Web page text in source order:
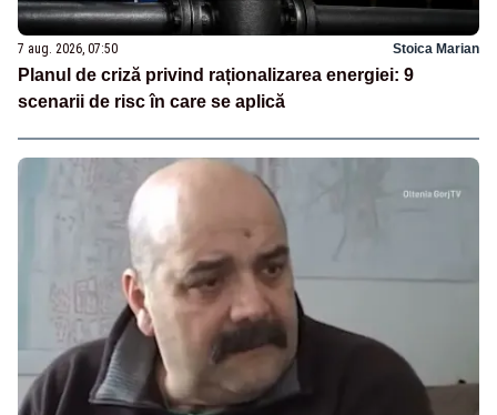
7 aug. 2026, 07:50 Stoica Marian
Planul de criză privind raționalizarea energiei: 9
scenarii de risc în care se aplică